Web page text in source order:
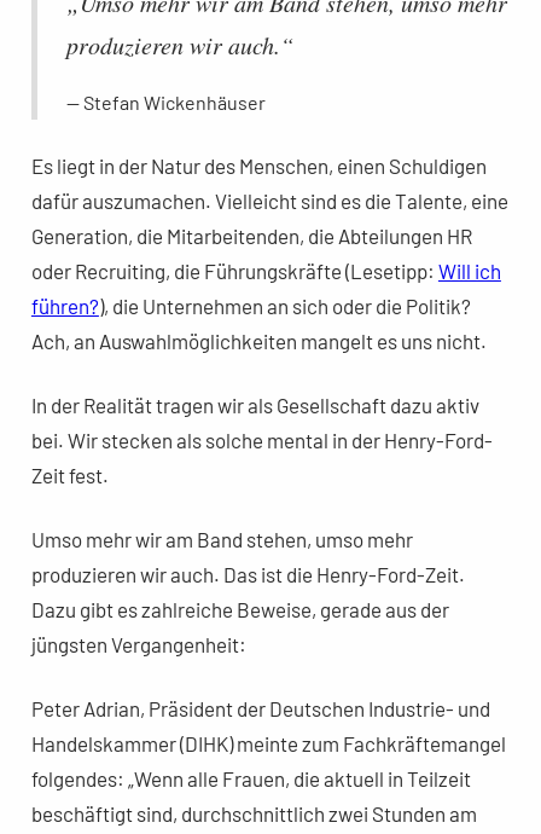
produzieren wir auch.“
Stefan Wickenhäuser
Es liegt in der Natur des Menschen, einen Schuldigen
dafür auszumachen. Vielleicht sind es die Talente, eine
Generation, die Mitarbeitenden, die Abteilungen HR
oder Recruiting, die Führungskräfte (Lesetipp: Will ich
führen?), die Unternehmen an sich oder die Politik?
Ach, an Auswahlmöglichkeiten mangelt es uns nicht.
In der Realität tragen wir als Gesellschaft dazu aktiv
bei. Wir stecken als solche mental in der Henry-Ford-
Zeit fest.
Umso mehr wir am Band stehen, umso mehr
produzieren wir auch. Das ist die Henry-Ford-Zeit.
Dazu gibt es zahlreiche Beweise, gerade aus der
jüngsten Vergangenheit:
Peter Adrian, Präsident der Deutschen Industrie- und
Handelskammer (DIHK) meinte zum Fachkräftemangel
folgendes: „Wenn alle Frauen, die aktuell in Teilzeit
beschäftigt sind, durchschnittlich zwei Stunden am